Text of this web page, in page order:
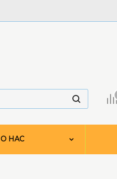
О НАС